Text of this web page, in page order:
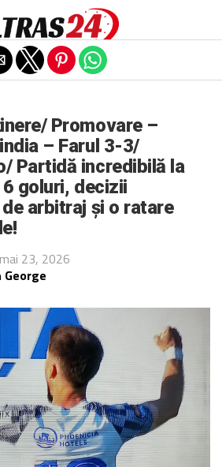
Promovare –
– Farul 3-3/
Partidă incredibilă la
goluri, decizii
arbitraj și o ratare
mai 23, 2026
George
mobile version